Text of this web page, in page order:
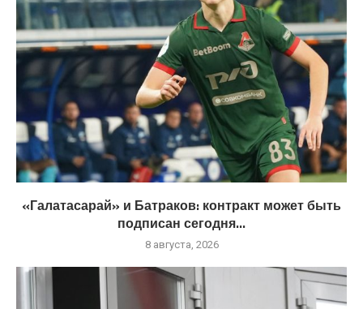
«Галатасарай» и Батраков: контракт может быть
подписан сегодня...
8 августа, 2026